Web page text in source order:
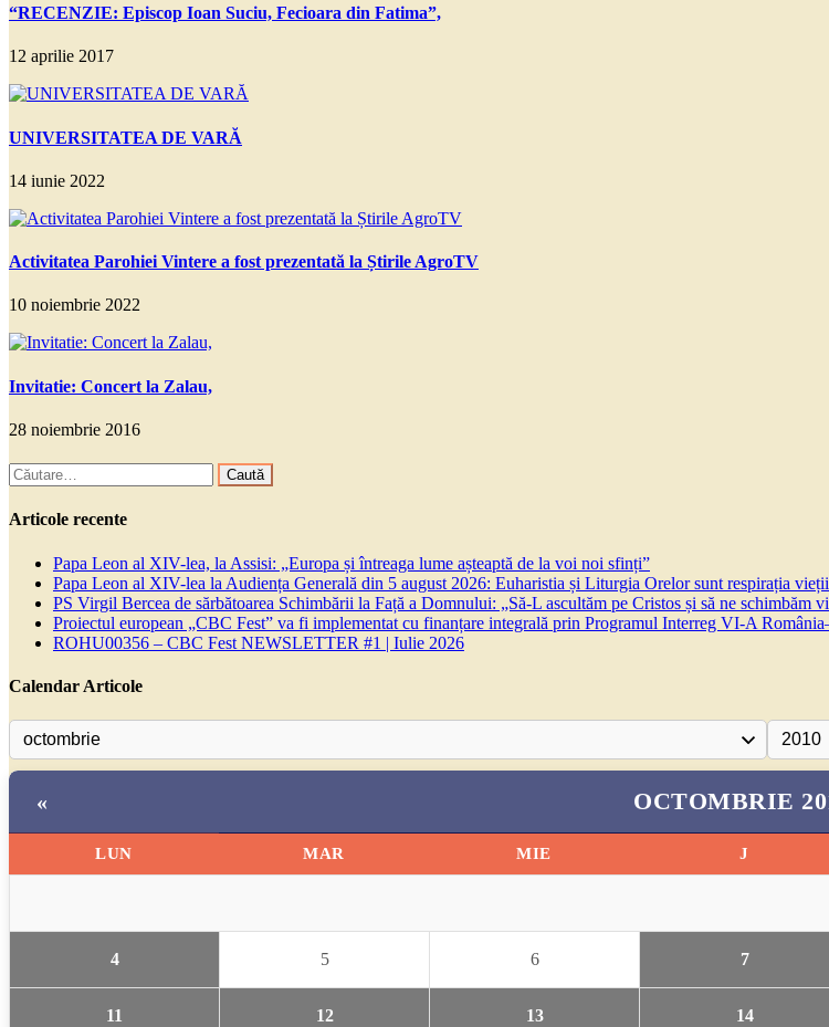
“RECENZIE: Episcop Ioan Suciu, Fecioara din Fatima”,
12 aprilie 2017
UNIVERSITATEA DE VARĂ
14 iunie 2022
Activitatea Parohiei Vintere a fost prezentată la Știrile AgroTV
10 noiembrie 2022
Invitatie: Concert la Zalau,
28 noiembrie 2016
Caută
după:
Articole recente
Papa Leon al XIV-lea, la Assisi: „Europa și întreaga lume așteaptă de la voi noi sfinți”
Papa Leon al XIV-lea la Audiența Generală din 5 august 2026: Euharistia și Liturgia Orelor sunt respirația
PS Virgil Bercea de sărbătoarea Schimbării la Față a Domnului: „Să-L ascultăm pe Cristos și să ne schimbăm
Proiectul european „CBC Fest” va fi implementat cu finanțare integrală prin Programul Interreg VI-A
ROHU00356 – CBC Fest NEWSLETTER #1 | Iulie 2026
Calendar Articole
« OCTOMBRIE
LUN MAR MIE J
4 5 6 7
11 12 13 14